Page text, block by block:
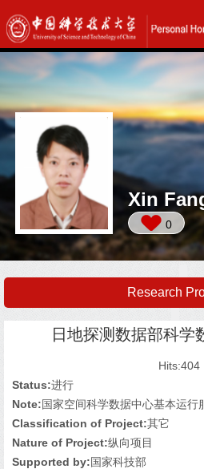
Xin
0
Research
日地探测数据部科学
Hits:404
Status:进行
Note:国家空间科学数据中心基本运行
Classification of Project:其它
Nature of Project:纵向项目
Supported by:国家科技部